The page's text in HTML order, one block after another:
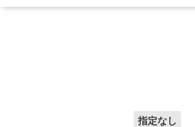
指定なし